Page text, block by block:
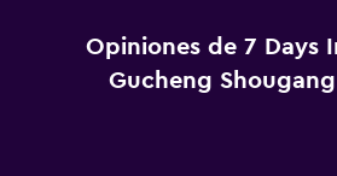
Opiniones de 7 Days
Gucheng